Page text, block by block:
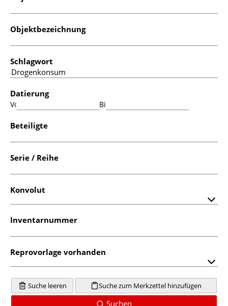
Objektbezeichnung
Schlagwort
Datierung
Von: Bis:
Beteiligte
Serie / Reihe
Konvolut
Inventarnummer
Reprovorlage vorhanden
Suche leeren Suche zum Merkzettel hinzufügen
Suchen